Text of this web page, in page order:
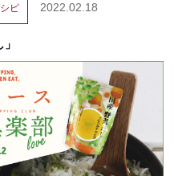
ピ 2022.02.18